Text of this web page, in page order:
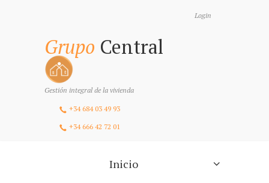
Login
Grupo Central
Gestión integral de la vivienda
+34 684 03 49 93
+34 666 42 72 01
Inicio